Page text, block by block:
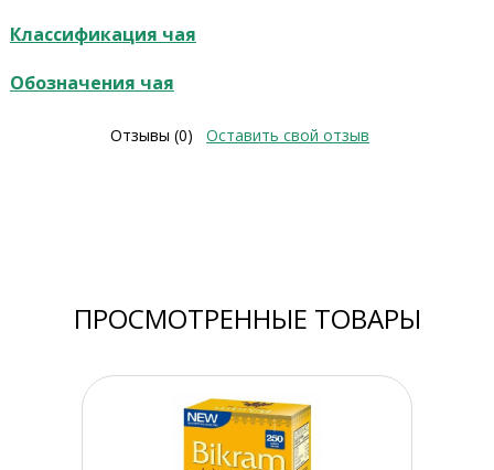
Классификация чая
Обозначения чая
Отзывы (0) Оставить свой отзыв
ПРОСМОТРЕННЫЕ ТОВАРЫ